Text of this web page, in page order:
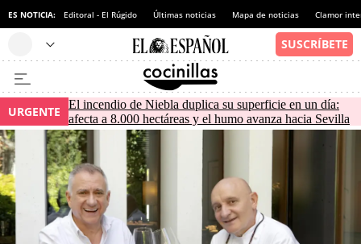
ES NOTICIA: Editoral - El Rúgido Últimas noticias Mapa de noticias Clamor
URGENTE
El incendio de Niebla duplica su superficie en un día:
afecta a 8.000 hectáreas y el humo avanza hacia Sevilla